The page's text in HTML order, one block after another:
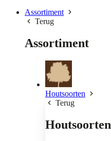
Assortiment
Terug
Assortiment
Houtsoorten
Terug
Houtsoorten